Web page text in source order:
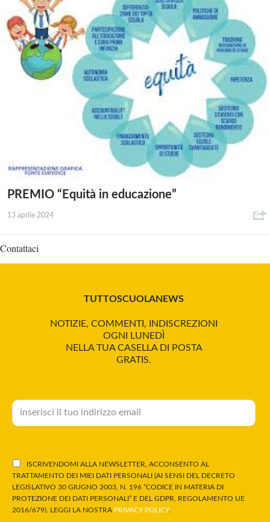
PREMIO “Equità in educazione”
13 aprile 2024
Contattaci
TUTTOSCUOLANEWS
NOTIZIE, COMMENTI, INDISCREZIONI
OGNI LUNEDÌ
NELLA TUA CASELLA DI POSTA
GRATIS.
ISCRIVENDOMI ALLA NEWSLETTER, ACCONSENTO AL
TRATTAMENTO DEI MIEI DATI PERSONALI (AI SENSI DEL DECRETO
LEGISLATIVO 30 GIUGNO 2003, N. 196 “CODICE IN MATERIA DI
PROTEZIONE DEI DATI PERSONALI” E DEL GDPR, REGOLAMENTO UE
2016/679). LEGGI LA NOSTRA PRIVACY POLICY.